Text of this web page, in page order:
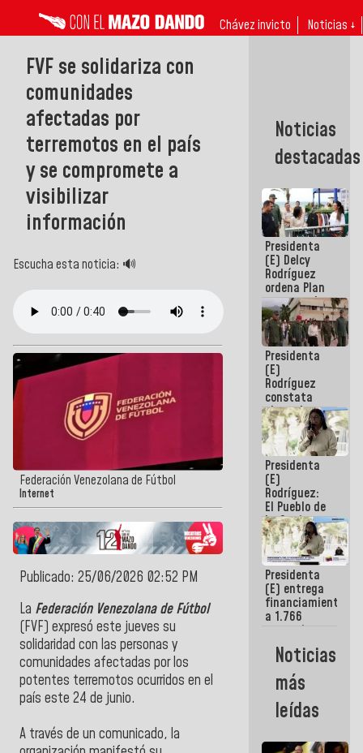
Chávez invicto Noticias ↓
FVF se solidariza con
comunidades
afectadas por
terremotos en el país
y se compromete a
visibilizar
información
Escucha esta noticia: 🔊
Federación Venezolana de Fútbol
Internet
Publicado: 25/06/2026 02:52 PM
La Federación Venezolana de Fútbol
(FVF) expresó este jueves su
solidaridad con las personas y
comunidades afectadas por los
potentes terremotos ocurridos en el
país este 24 de junio.
A través de un comunicado, la
Noticias
destacadas
Presidenta
(E) Delcy
Rodríguez
ordena Plan
maestro de
desarrollo
logístico y
turístico
para La
Guaira
Presidenta
(E)
Rodríguez
constata
obras de
rehabilitación
de Escuela
Militar de
Mamo en La
Guaira
Presidenta
(E)
Rodríguez:
El Pueblo de
La Guaira
siempre
estará
acompañada
por el
Gobierno
Nacional
Presidenta
(E) entrega
financiamientos
a 1.766
comerciantes
emprendedores
afectados
por
terremotos
Noticias
más
leídas